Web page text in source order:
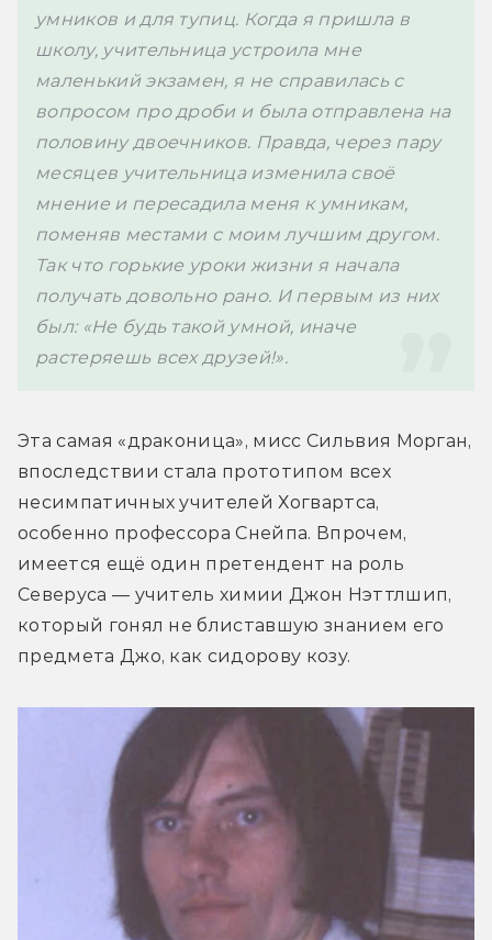
умников и для тупиц. Когда я пришла в
школу, учительница устроила мне
маленький экзамен, я не справилась с
вопросом про дроби и была отправлена на
половину двоечников. Правда, через пару
месяцев учительница изменила своё
мнение и пересадила меня к умникам,
поменяв местами с моим лучшим другом.
Так что горькие уроки жизни я начала
получать довольно рано. И первым из них
был: «Не будь такой умной, иначе
растеряешь всех друзей!».
Эта самая «драконица», мисс Сильвия Морган,
впоследствии стала прототипом всех
несимпатичных учителей Хогвартса,
особенно профессора Снейпа. Впрочем,
имеется ещё один претендент на роль
Северуса — учитель химии Джон Нэттлшип,
который гонял не блиставшую знанием его
предмета Джо, как сидорову козу.